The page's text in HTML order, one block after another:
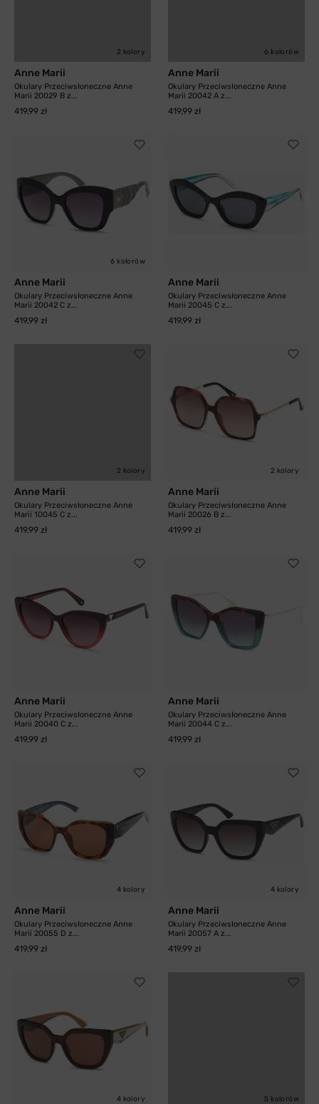
2 kolory
Anne Marii
Okulary Przeciwsłoneczne Anne
Marii 20029 B z...
419,99 zł
6 kolorów
Anne Marii
Okulary Przeciwsłoneczne Anne
Marii 20042 A z...
419,99 zł
6 kolorów
Anne Marii
Okulary Przeciwsłoneczne Anne
Marii 20042 C z...
419,99 zł
Anne Marii
Okulary Przeciwsłoneczne Anne
Marii 20045 C z...
419,99 zł
2 kolory
Anne Marii
Okulary Przeciwsłoneczne Anne
Marii 10045 C z...
419,99 zł
2 kolory
Anne Marii
Okulary Przeciwsłoneczne Anne
Marii 20026 B z...
419,99 zł
Anne Marii
Okulary Przeciwsłoneczne Anne
Marii 20040 C z...
419,99 zł
Anne Marii
Okulary Przeciwsłoneczne Anne
Marii 20044 C z...
419,99 zł
4 kolory
Anne Marii
Okulary Przeciwsłoneczne Anne
Marii 20055 D z...
419,99 zł
4 kolory
Anne Marii
Okulary Przeciwsłoneczne Anne
Marii 20057 A z...
419,99 zł
4 kolory 5 kolorów